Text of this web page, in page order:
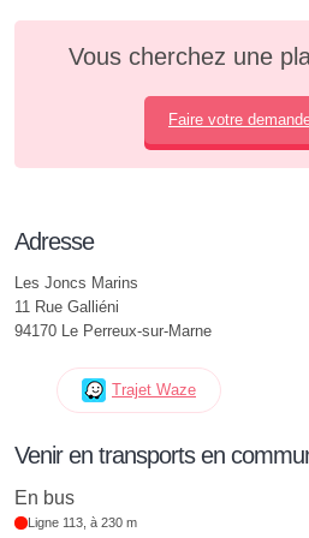
Vous cherchez une
Faire votre
Adresse
Les Joncs Marins
11 Rue Galliéni
94170 Le Perreux-sur-Marne
Trajet Waze
Venir en transports en
En bus
Ligne 113, à 230 m